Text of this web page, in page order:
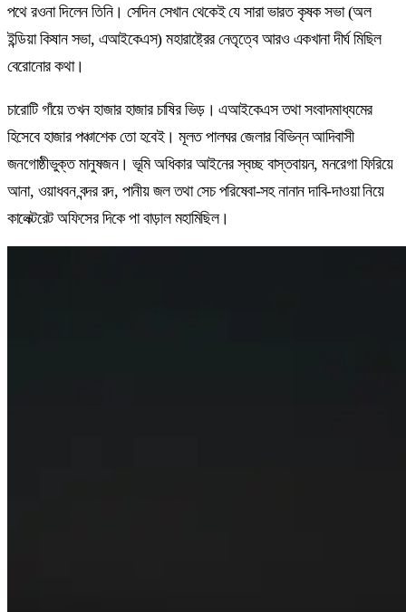
পথে রওনা দিলেন তিনি। সেদিন সেখান থেকেই যে সারা ভারত কৃষক সভা (অল
ইন্ডিয়া কিষান সভা, এআইকেএস) মহারাষ্ট্রের নেতৃত্বে আরও একখানা দীর্ঘ মিছিল
বেরোনোর কথা।
চারোটি গাঁয়ে তখন হাজার হাজার চাষির ভিড়। এআইকেএস তথা সংবাদমাধ্যমের
হিসেবে হাজার পঞ্চাশেক তো হবেই। মূলত পালঘর জেলার বিভিন্ন আদিবাসী
জনগোষ্ঠীভুক্ত মানুষজন। ভূমি অধিকার আইনের স্বচ্ছ বাস্তবায়ন, মনরেগা ফিরিয়ে
আনা, ওয়াধবন বন্দর রদ, পানীয় জল তথা সেচ পরিষেবা-সহ নানান দাবি-দাওয়া নিয়ে
কালেক্টরেট অফিসের দিকে পা বাড়াল মহামিছিল।